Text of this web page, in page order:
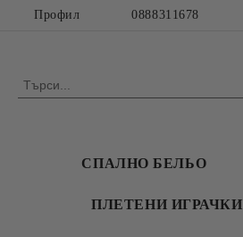
Профил 0888311678
СПАЛНО БЕЛЬО
ПЛЕТЕНИ ИГРАЧКИ